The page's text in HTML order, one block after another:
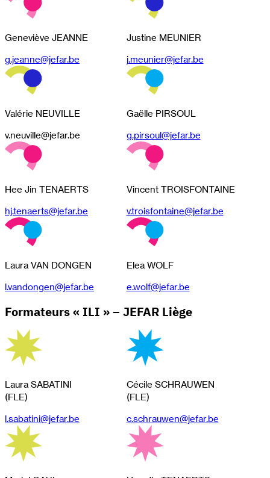
Geneviève JEANNE
g.jeanne@jefar.be
Justine MEUNIER
j.meunier@jefar.be
Valérie NEUVILLE
v.neuville@jefar.be
Gaëlle PIRSOUL
g.pirsoul@jefar.be
Hee Jin TENAERTS
hj.tenaerts@jefar.be
Vincent TROISFONTAINE
v.troisfontaine@jefar.be
Laura VAN DONGEN
l.vandongen@jefar.be
Elea WOLF
e.wolf@jefar.be
Formateurs « ILI » – JEFAR Liège
Laura SABATINI
(FLE)
l.sabatini@jefar.be
Cécile SCHRAUWEN
(FLE)
c.schrauwen@jefar.be